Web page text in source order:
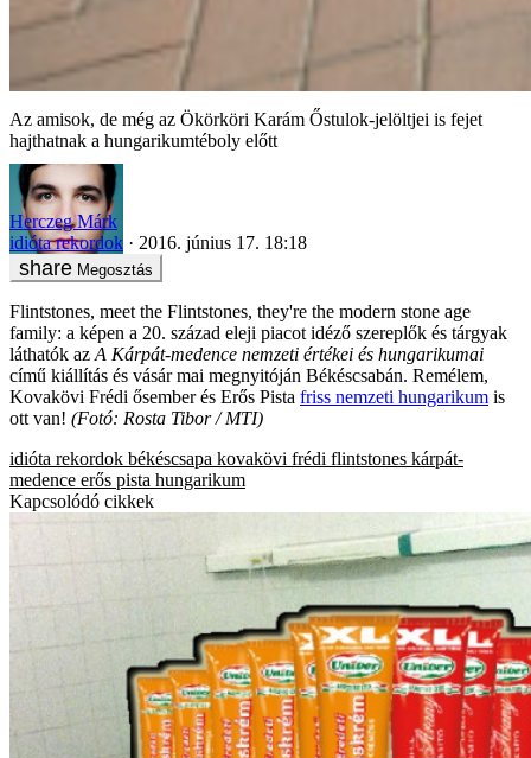
Az amisok, de még az Ökörköri Karám Őstulok-jelöltjei is fejet
hajthatnak a hungarikumtéboly előtt
Herczeg Márk
idióta rekordok
2016. június 17. 18:18
Megosztás
Flintstones, meet the Flintstones, they're the modern stone age
family: a képen a 20. század eleji piacot idéző szereplők és tárgyak
láthatók azA Kárpát-medence nemzeti értékei és hungarikumai
című kiállítás és vásár mai megnyitóján Békéscsabán. Remélem,
Kovakövi Frédi ősember és Erős Pista friss nemzeti hungarikum is
ott van! (Fotó: Rosta Tibor / MTI)
idióta rekordok békéscsapa kovakövi frédi flintstones kárpát-
medence erős pista hungarikum
Kapcsolódó cikkek